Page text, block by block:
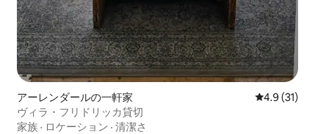
アーレンダールの一軒家 レビュー31
4.9 (31)
ヴィラ・フリドリッカ貸切
家族 · ロケーション · 清潔さ